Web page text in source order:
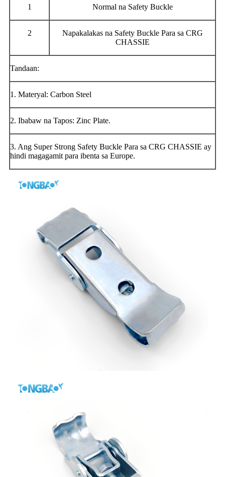
1 Normal na Safety Buckle
2
Napakalakas na Safety Buckle Para sa CRG
CHASSIE
Tandaan:
1. Materyal: Carbon Steel
2. Ibabaw na Tapos: Zinc Plate.
3. Ang Super Strong Safety Buckle Para sa CRG CHASSIE ay
hindi magagamit para ibenta sa Europe.